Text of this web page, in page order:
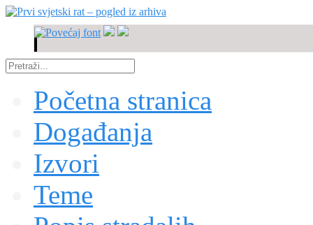
Početna stranica
Događanja
Izvori
Teme